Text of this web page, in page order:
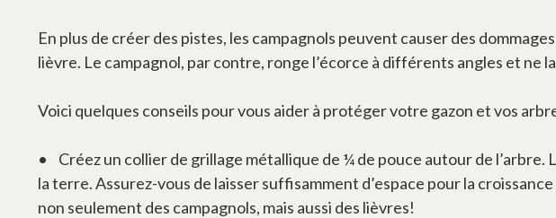
En plus de créer des pistes, les campagnols peuvent causer des
lièvre. Le campagnol, par contre, ronge l’écorce à différents angles et ne
Voici quelques conseils pour vous aider à protéger votre gazon et vos
• Créez un collier de grillage métallique de ¼ de pouce autour de
la terre. Assurez-vous de laisser suffisamment d’espace pour la
non seulement des campagnols, mais aussi des lièvres!